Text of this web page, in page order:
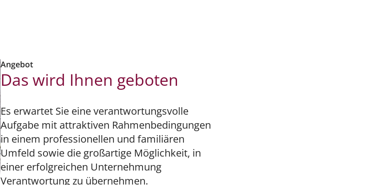
Angebot
Das wird Ihnen geboten
Es erwartet Sie eine verantwortungsvolle
Aufgabe mit attraktiven Rahmenbedingungen
in einem professionellen und familiären
Umfeld sowie die großartige Möglichkeit, in
einer erfolgreichen Unternehmung
Verantwortung zu übernehmen.